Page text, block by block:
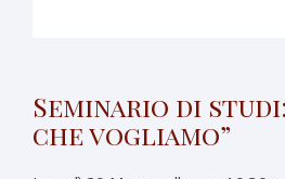
Seminario di
che vogliamo”